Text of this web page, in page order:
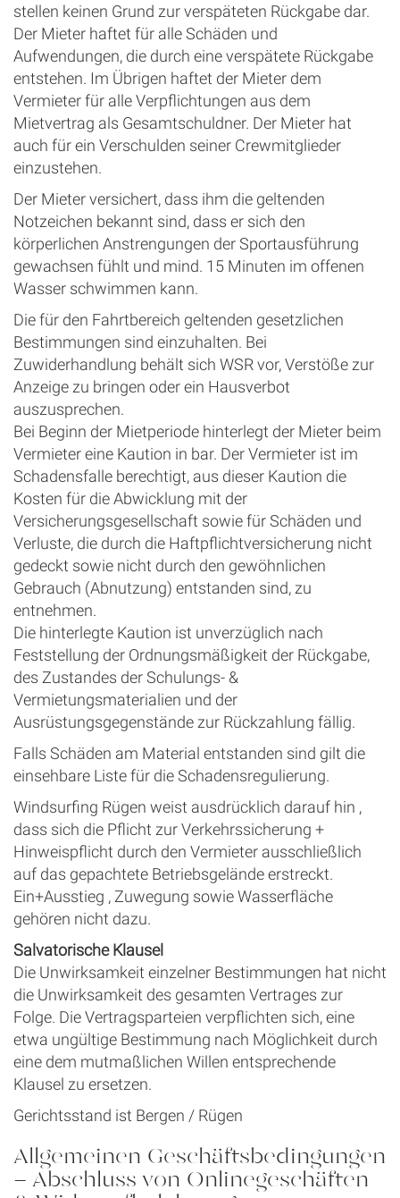
stellen keinen Grund zur verspäteten Rückgabe dar.
Der Mieter haftet für alle Schäden und
Aufwendungen, die durch eine verspätete Rückgabe
entstehen. Im Übrigen haftet der Mieter dem
Vermieter für alle Verpflichtungen aus dem
Mietvertrag als Gesamtschuldner. Der Mieter hat
auch für ein Verschulden seiner Crewmitglieder
einzustehen.
Der Mieter versichert, dass ihm die geltenden
Notzeichen bekannt sind, dass er sich den
körperlichen Anstrengungen der Sportausführung
gewachsen fühlt und mind. 15 Minuten im offenen
Wasser schwimmen kann.
Die für den Fahrtbereich geltenden gesetzlichen
Bestimmungen sind einzuhalten. Bei
Zuwiderhandlung behält sich WSR vor, Verstöße zur
Anzeige zu bringen oder ein Hausverbot
auszusprechen.
Bei Beginn der Mietperiode hinterlegt der Mieter beim
Vermieter eine Kaution in bar. Der Vermieter ist im
Schadensfalle berechtigt, aus dieser Kaution die
Kosten für die Abwicklung mit der
Versicherungsgesellschaft sowie für Schäden und
Verluste, die durch die Haftpflichtversicherung nicht
gedeckt sowie nicht durch den gewöhnlichen
Gebrauch (Abnutzung) entstanden sind, zu
entnehmen.
Die hinterlegte Kaution ist unverzüglich nach
Feststellung der Ordnungsmäßigkeit der Rückgabe,
des Zustandes der Schulungs- &
Vermietungsmaterialien und der
Ausrüstungsgegenstände zur Rückzahlung fällig.
Falls Schäden am Material entstanden sind gilt die
einsehbare Liste für die Schadensregulierung.
Windsurfing Rügen weist ausdrücklich darauf hin ,
dass sich die Pflicht zur Verkehrssicherung +
Hinweispflicht durch den Vermieter ausschließlich
auf das gepachtete Betriebsgelände erstreckt.
Ein+Ausstieg , Zuwegung sowie Wasserfläche
gehören nicht dazu.
Salvatorische Klausel
Die Unwirksamkeit einzelner Bestimmungen hat nicht
die Unwirksamkeit des gesamten Vertrages zur
Folge. Die Vertragsparteien verpflichten sich, eine
etwa ungültige Bestimmung nach Möglichkeit durch
eine dem mutmaßlichen Willen entsprechende
Klausel zu ersetzen.
Gerichtsstand ist Bergen / Rügen
Allgemeinen Geschäftsbedingungen
- Abschluss von Onlinegeschäften